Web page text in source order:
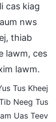
cas kiag
nws
thiab
lawm, ces
lawm.
Tus Kheej
Neeg Tus
Uas Teev